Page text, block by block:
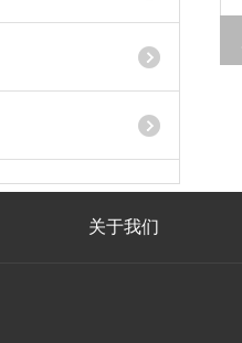
关于我们